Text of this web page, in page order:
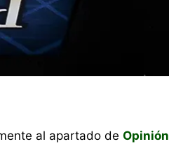
al apartado deOpinión